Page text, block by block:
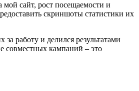
мой сайт, рост посещаемости и
скриншоты статистики их
работу и делился результатами
совместных кампаний – это